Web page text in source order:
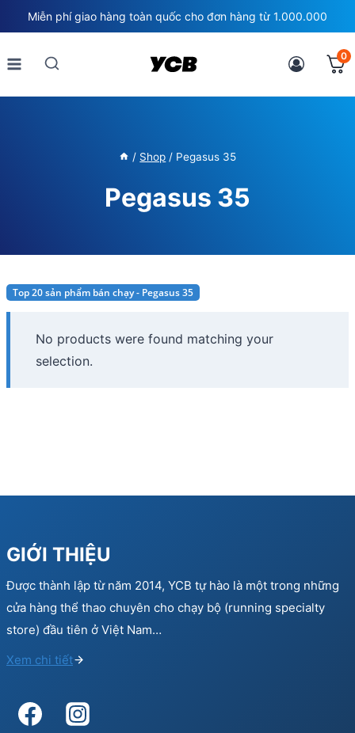
to
content
Miễn phí giao hàng toàn quốc cho đơn hàng từ 1.000.000
0
/ Shop / Pegasus 35
Pegasus 35
Top 20 sản phẩm bán chạy - Pegasus 35
No products were found matching your
selection.
GIỚI THIỆU
Được thành lập từ năm 2014, YCB tự hào là một trong những
cửa hàng thể thao chuyên cho chạy bộ (running specialty
store) đầu tiên ở Việt Nam…
Xem chi tiết